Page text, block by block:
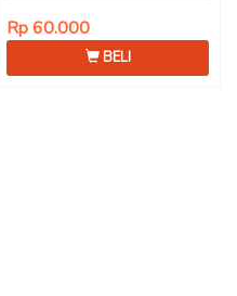
Rp 60.000
BELI